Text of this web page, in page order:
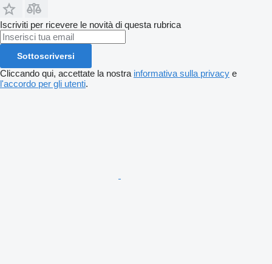
Iscriviti per ricevere le novità di questa rubrica
Sottoscriversi
Cliccando qui, accettate la nostra informativa sulla privacy e
l'accordo per gli utenti.